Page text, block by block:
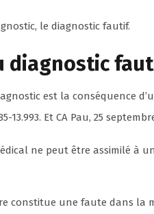
le diagnostic fautif.
diagnostic
est la conséquence
13.993. Et CA Pau, 25
ne peut être assimilé à
constitue une faute dans la